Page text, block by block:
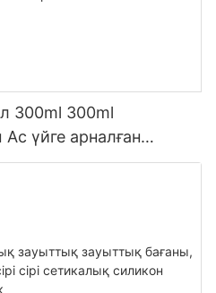
300ml 300ml
үйге арналған